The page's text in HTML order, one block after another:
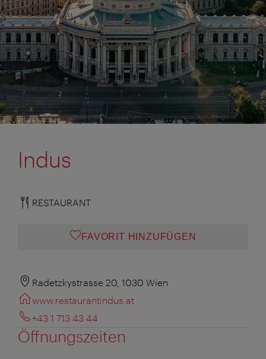
Indus
RESTAURANT
FAVORIT HINZUFÜGEN
Radetzkystrasse 20, 1030 Wien
www.restaurantindus.at
+43 1 713 43 44
Öffnungszeiten